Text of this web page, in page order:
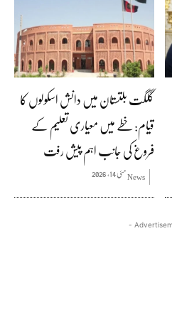
گلگت بلتستان میں دانش اسکولوں کا
قیام: خطے میں معیاری تعلیم کے
فروغ کی جانب اہم پیش رفت
Newsمئی 14, 2026